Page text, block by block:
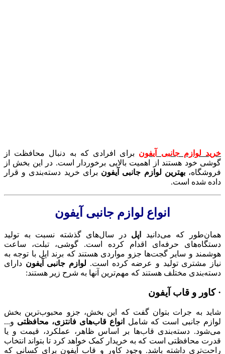
خرید لوازم جانبی آیفون برای افرادی که به دنبال محافظت از
گوشی خود هستند از اهمیت بالایی برخوردار است. در این بخش از
فروشگاه،بهترین لوازم جانبی آیفون برای خرید دسته‌بندی و قرار
داده شده است.
انواع لوازم جانبی آیفون
همان‌طور که می‌دانید اپل در سال‌های گذشته نسبت به تولید
دستگاه‌های حرفه‌ای اقدام کرده است. گوشی، تبلت، ساعت
هوشمند و سایر گجت‌ها جزو مواردی هستند که برند اپل با توجه به
نیاز مشتری تولید و عرضه کرده است. لوازم جانبی آیفون دارای
دسته‌بندی مختلف هستند که مهم‌ترین آنها به شرح زیر هستند:
· کاور و قاب آیفون
شاید به جرات بتوان گفت که این بخش، جزو محبوب‌ترین بخش
لوازم جانبی است که شامل
انواع قاب‌های فانتزی، محافظتی و...
می‌شود. دسته‌بندی قاب‌ها بر اساس ظاهر، عملکرد، قیمت و یا
قدرت محافظتی است که به خریدار کمک خواهد کرد تا بتواند انتخاب
راحت‌تری داشته باشد. وجود کاور و قاب آیفون برای کسانی که